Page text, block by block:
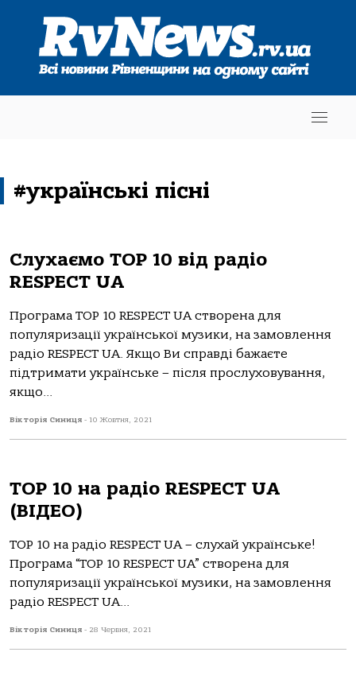
#українські пісні
Слухаємо TOP 10 від радіо
RESPECT UA
Програма TOP 10 RESPECT UA створена для
популяризації української музики, на замовлення
радіо RESPECT UA. Якщо Ви справді бажаєте
підтримати українське – після прослуховування,
якщо...
Вікторія Синиця - 10 Жовтня, 2021
TOP 10 на радіо RESPECT UA
(ВІДЕО)
TOP 10 на радіо RESPECT UA – слухай українське!
Програма “TOP 10 RESPECT UA” створена для
популяризації української музики, на замовлення
радіо RESPECT UA...
Вікторія Синиця - 28 Червня, 2021